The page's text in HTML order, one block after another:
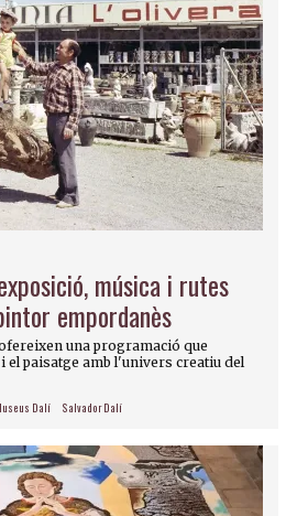
música i rutes
empordanès
una programació que
el paisatge amb l'univers creatiu del
Dalí Salvador Dalí